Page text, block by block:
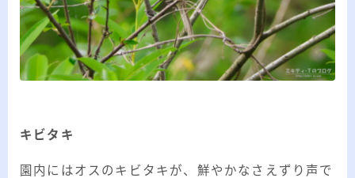
キビタキ
園内にはオスのキビタキが、鮮やかなさえずり声で